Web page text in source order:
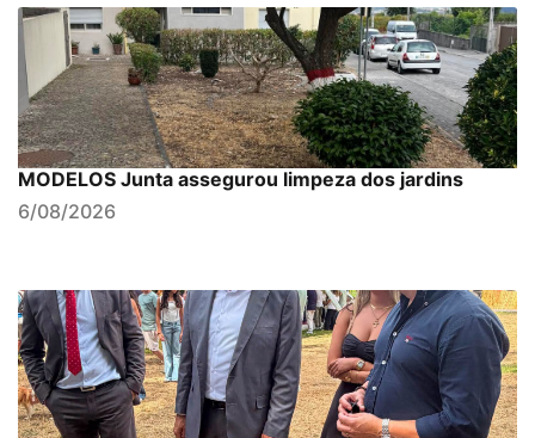
MODELOS Junta assegurou limpeza dos jardins
6/08/2026